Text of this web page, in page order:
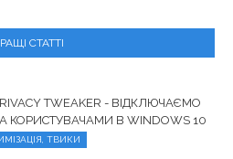
СТАТТІ
TWEAKER - ВІДКЛЮЧАЄМО
КОРИСТУВАЧАМИ В WINDOWS 10
ТВИКИ